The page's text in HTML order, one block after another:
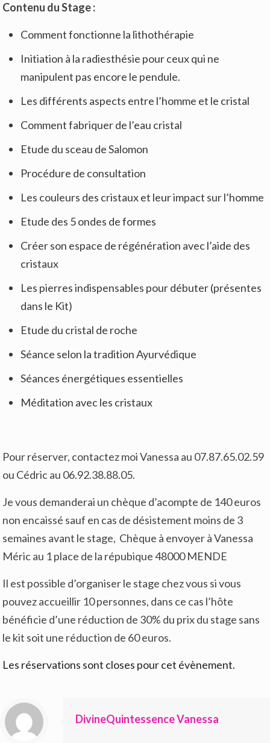
Contenu du Stage :
Comment fonctionne la lithothérapie
Initiation à la radiesthésie pour ceux qui ne
manipulent pas encore le pendule.
Les différents aspects entre l’homme et le cristal
Comment fabriquer de l’eau cristal
Etude du sceau de Salomon
Procédure de consultation
Les couleurs des cristaux et leur impact sur l’homme
Etude des 5 ondes de formes
Créer son espace de régénération avec l’aide des
cristaux
Les pierres indispensables pour débuter (présentes
dans le Kit)
Etude du cristal de roche
Séance selon la tradition Ayurvédique
Séances énergétiques essentielles
Méditation avec les cristaux
Pour réserver, contactez moi Vanessa au 07.87.65.02.59
ou Cédric au 06.92.38.88.05.
Je vous demanderai un chèque d’acompte de 140 euros
non encaissé sauf en cas de désistement moins de 3
semaines avant le stage, Chèque à envoyer à Vanessa
Méric au 1 place de la répubique 48000 MENDE
Il est possible d’organiser le stage chez vous si vous
pouvez accueillir 10 personnes, dans ce cas l’hôte
bénéficie d’une réduction de 30% du prix du stage sans
le kit soit une réduction de 60 euros.
Les réservations sont closes pour cet évènement.
DivineQuintessence Vanessa